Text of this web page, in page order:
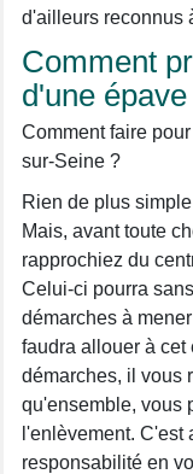
d'ailleurs reconnus
Comment
d'une
Comment faire
sur-Seine ?
Rien de plus
Mais, avant toute
rapprochiez du
Celui-ci pourra
démarches à
faudra allouer à cet
démarches, il vous
qu'ensemble, vous
l'enlèvement.
responsabilité en